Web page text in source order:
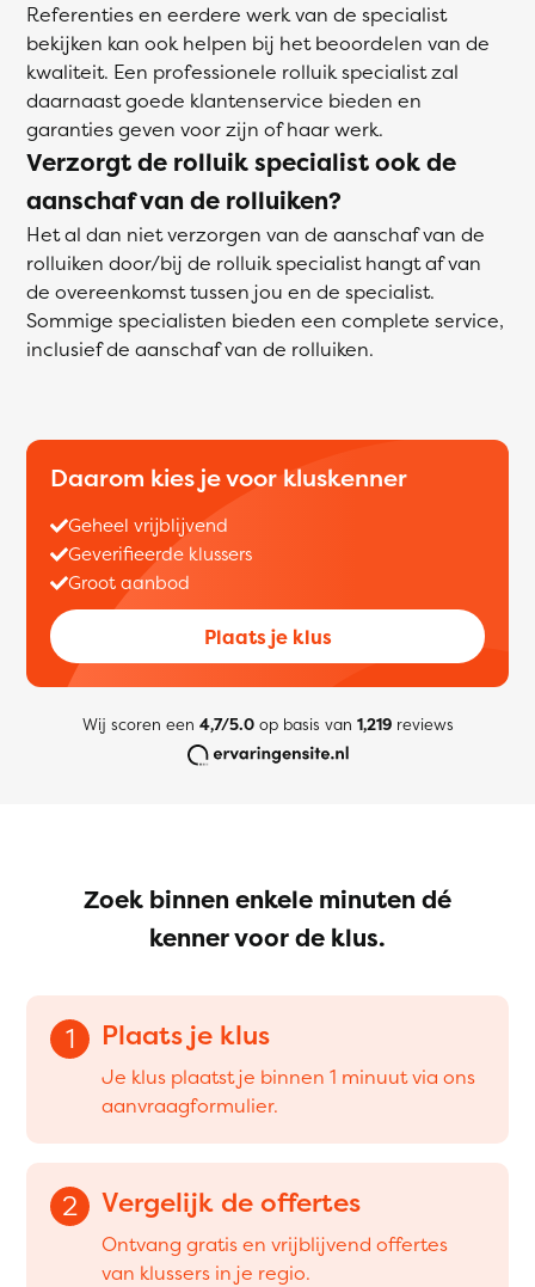
Referenties en eerdere werk van de specialist
bekijken kan ook helpen bij het beoordelen van de
kwaliteit. Een professionele rolluik specialist zal
daarnaast goede klantenservice bieden en
garanties geven voor zijn of haar werk.
Verzorgt de rolluik specialist ook de
aanschaf van de rolluiken?
Het al dan niet verzorgen van de aanschaf van de
rolluiken door/bij de rolluik specialist hangt af van
de overeenkomst tussen jou en de specialist.
Sommige specialisten bieden een complete service,
inclusief de aanschaf van de rolluiken.
Daarom kies je voor kluskenner
Geheel vrijblijvend
Geverifieerde klussers
Groot aanbod
Plaats je klus
Wij scoren een 4,7/5.0op basis van 1,219reviews
Zoek binnen enkele minuten dé
kenner voor de klus.
1 Plaats je klus
Je klus plaatst je binnen 1 minuut via ons
aanvraagformulier.
2 Vergelijk de offertes
Ontvang gratis en vrijblijvend offertes
van klussers in je regio.